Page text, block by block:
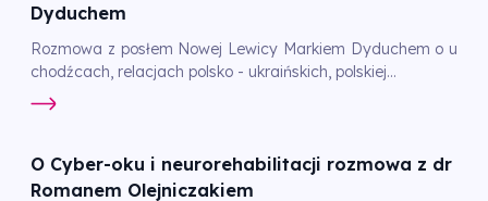
Dyduchem
Rozmowa z posłem Nowej Lewicy Markiem Dyduchem o u
chodźcach, relacjach polsko - ukraińskich, polskiej...
O Cyber-oku i neurorehabilitacji rozmowa z dr
Romanem Olejniczakiem